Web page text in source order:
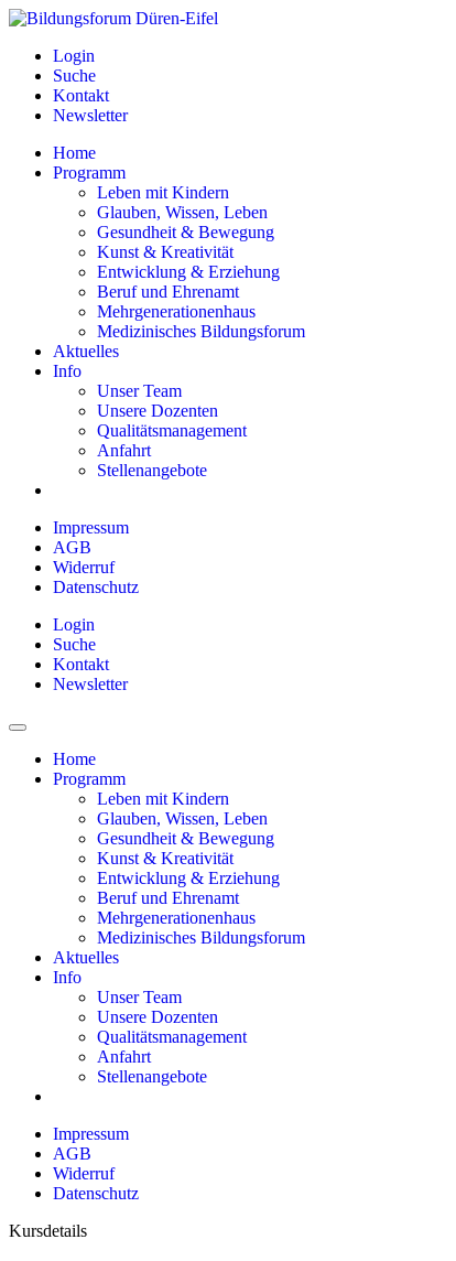
Login
Suche
Kontakt
Newsletter
Home
Programm
Leben mit Kindern
Glauben, Wissen, Leben
Gesundheit & Bewegung
Kunst & Kreativität
Entwicklung & Erziehung
Beruf und Ehrenamt
Mehrgenerationenhaus
Medizinisches Bildungsforum
Aktuelles
Info
Unser Team
Unsere Dozenten
Qualitätsmanagement
Anfahrt
Stellenangebote
Impressum
AGB
Widerruf
Datenschutz
Login
Suche
Kontakt
Newsletter
Home
Programm
Leben mit Kindern
Glauben, Wissen, Leben
Gesundheit & Bewegung
Kunst & Kreativität
Entwicklung & Erziehung
Beruf und Ehrenamt
Mehrgenerationenhaus
Medizinisches Bildungsforum
Aktuelles
Info
Unser Team
Unsere Dozenten
Qualitätsmanagement
Anfahrt
Stellenangebote
Impressum
AGB
Widerruf
Datenschutz
Kursdetails